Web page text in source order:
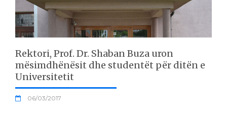
Rektori, Prof. Dr. Shaban Buza uron
mësimdhënësit dhe studentët për ditën e
Universitetit
06/03/2017